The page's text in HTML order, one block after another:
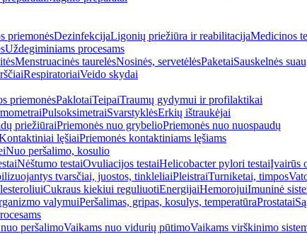
priemonėsDezinfekcijaLigonių priežiūra ir reabilitacijaMedicinos
Uždegiminiams procesams
Menstruacinės taurelėsNosinės, servetėlėsPaketaiSauskelnės
RespiratoriaiVeido skydai
priemonėsPaklotaiTeipaiTraumų gydymui ir profilaktikai
PulsoksimetraiSvarstyklėsErkių ištraukėjai
priežiūraiPriemonės nuo grybelioPriemonės nuo nuospaudų
lęšiaiPriemonės kontaktiniams lęšiams
Nuo peršalimo, kosulio
Nėštumo testaiOvuliacijos testaiHelicobacter pylori testaiĮvairūs
tvarsčiai, juostos, tinkleliaiPleistraiTurniketai, timpos
Cukraus kiekiui reguliuotiEnergijaiHemorojuiImuninė
valymuiPeršalimas, gripas, kosulys, temperatūraProstatai
peršalimoVaikams nuo vidurių pūtimoVaikams virškinimo